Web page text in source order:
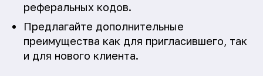
реферальных кодов.
Предлагайте дополнительные
преимущества как для пригласившего, так
и для нового клиента.